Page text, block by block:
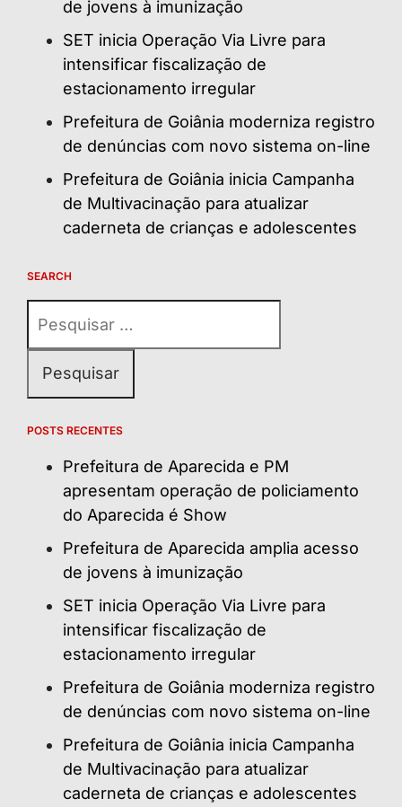
de jovens à imunização
SET inicia Operação Via Livre para
intensificar fiscalização de
estacionamento irregular
Prefeitura de Goiânia moderniza registro
de denúncias com novo sistema on-line
Prefeitura de Goiânia inicia Campanha
de Multivacinação para atualizar
caderneta de crianças e adolescentes
SEARCH
por:
POSTS RECENTES
Prefeitura de Aparecida e PM
apresentam operação de policiamento
do Aparecida é Show
Prefeitura de Aparecida amplia acesso
de jovens à imunização
SET inicia Operação Via Livre para
intensificar fiscalização de
estacionamento irregular
Prefeitura de Goiânia moderniza registro
de denúncias com novo sistema on-line
Prefeitura de Goiânia inicia Campanha
de Multivacinação para atualizar
caderneta de crianças e adolescentes